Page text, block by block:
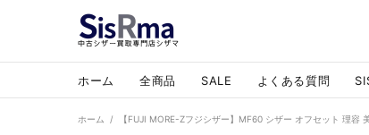
ホーム 全商品 SALE よくある質問
ホーム 【FUJI MORE-Zフジシザー】MF60 シザー オフセット 理